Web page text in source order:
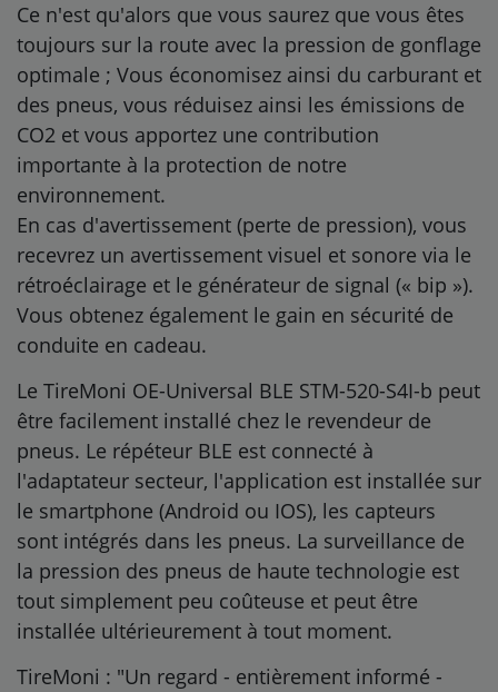
Ce n'est qu'alors que vous saurez que vous êtes
toujours sur la route avec la pression de gonflage
optimale ; Vous économisez ainsi du carburant et
des pneus, vous réduisez ainsi les émissions de
CO2 et vous apportez une contribution
importante à la protection de notre
environnement.
En cas d'avertissement (perte de pression), vous
recevrez un avertissement visuel et sonore via le
rétroéclairage et le générateur de signal (« bip »).
Vous obtenez également le gain en sécurité de
conduite en cadeau.
Le TireMoni OE-Universal BLE STM-520-S4I-b peut
être facilement installé chez le revendeur de
pneus. Le répéteur BLE est connecté à
l'adaptateur secteur, l'application est installée sur
le smartphone (Android ou IOS), les capteurs
sont intégrés dans les pneus. La surveillance de
la pression des pneus de haute technologie est
tout simplement peu coûteuse et peut être
installée ultérieurement à tout moment.
TireMoni : "Un regard - entièrement informé -